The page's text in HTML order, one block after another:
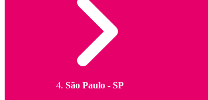
São Paulo - SP